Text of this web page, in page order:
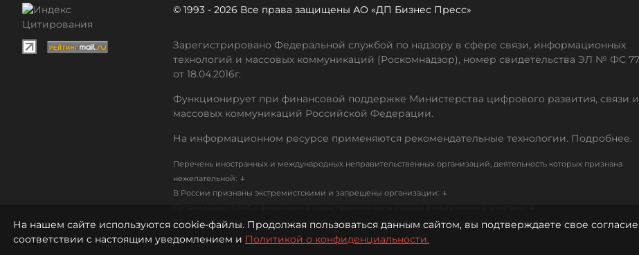
© 1993 - 2026 Все права защищены АО «ДП Бизнес Пресс»
Зарегистрировано Федеральной службой по надзору в сфере связи, информационных
технологий и массовых коммуникаций (Роскомнадзор), номер свидетельства ЭЛ № ФС
от 18.04.2016г.
Функционирует при финансовой поддержке Министерства цифрового развития, связи и
массовых коммуникаций Российской Федерации.
На информационном ресурсе применяются рекомендательные технологии. Подробнее.
Перечень иностранных и международных неправительственных организаций, деятельность которых признана
нежелательной: ↓
В России признаны экстремистскими и запрещены организации: ↓
Список организаций, в том числе иностранных и международных, признанных террористическими↓
На нашем сайте используются cookie-файлы. Продолжая пользоваться данным сайтом, вы подтверждаете свое
соответствии с настоящим уведомлением и Политикой о конфиденциальности.